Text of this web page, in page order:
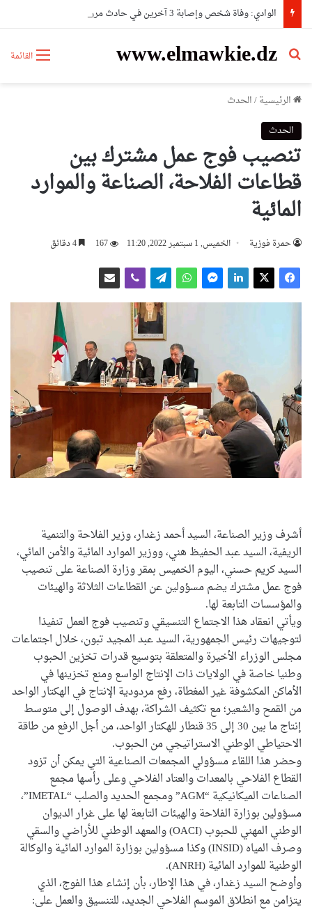
الوادي: وفاة شخص وإصابة 3 آخرين في حادث مرور
القائمة www.elmawkie.dz
بحث عن
الرئيسية/الحدث
الحدث
تنصيب فوج عمل مشترك بين
قطاعات الفلاحة، الصناعة والموارد
المائية
حمرة فوزية الخميس, 1 سبتمبر 2022, 11:20 167
أشرف وزير الصناعة، السيد أحمد زغدار، وزير الفلاحة والتنمية
الريفية، السيد عبد الحفيظ هني، ووزير الموارد المائية والأمن المائي،
السيد كريم حسني، اليوم الخميس بمقر وزارة الصناعة على تنصيب
فوج عمل مشترك يضم مسؤولين عن القطاعات الثلاثة والهيئات
والمؤسسات التابعة لها.
ويأتي انعقاد هذا الاجتماع التنسيقي وتنصيب فوج العمل تنفيذا
لتوجيهات رئيس الجمهورية، السيد عبد المجيد تبون، خلال اجتماعات
مجلس الوزراء الأخيرة والمتعلقة بتوسيع قدرات تخزين الحبوب
وطنيا خاصة في الولايات ذات الإنتاج الواسع ومنع تخزينها في
الأماكن المكشوفة غير المغطاة، رفع مردودية الإنتاج في الهكتار الواحد
من القمح والشعير؛ مع تكثيف الشراكة، بهدف الوصول إلى متوسط
إنتاج ما بين 30 إلى 35 قنطار للهكتار الواحد، من أجل الرفع من طاقة
الاحتياطي الوطني الاستراتيجي من الحبوب.
وحضر هذا اللقاء مسؤولي المجمعات الصناعية التي يمكن أن تزود
القطاع الفلاحي بالمعدات والعتاد الفلاحي وعلى رأسها مجمع
الصناعات الميكانيكية “AGM” ومجمع الحديد والصلب “IMETAL”،
مسؤولين بوزارة الفلاحة والهيئات التابعة لها على غرار الديوان
الوطني المهني للحبوب (OACI) والمعهد الوطني للأراضي والسقي
وصرف المياه (INSID) وكذا مسؤولين بوزارة الموارد المائية والوكالة
الوطنية للموارد المائية (ANRH).
وأوضح السيد زغدار، في هذا الإطار، بأن إنشاء هذا الفوج، الذي
يتزامن مع انطلاق الموسم الفلاحي الجديد، للتنسيق والعمل على: